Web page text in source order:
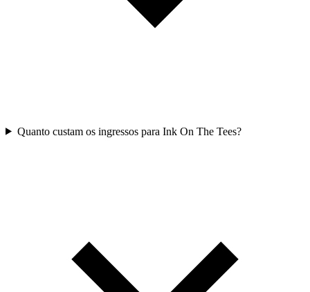
Quanto custam os ingressos para Ink On The Tees?